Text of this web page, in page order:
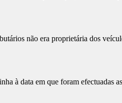
não era proprietária dos
à data em que foram efectuadas as